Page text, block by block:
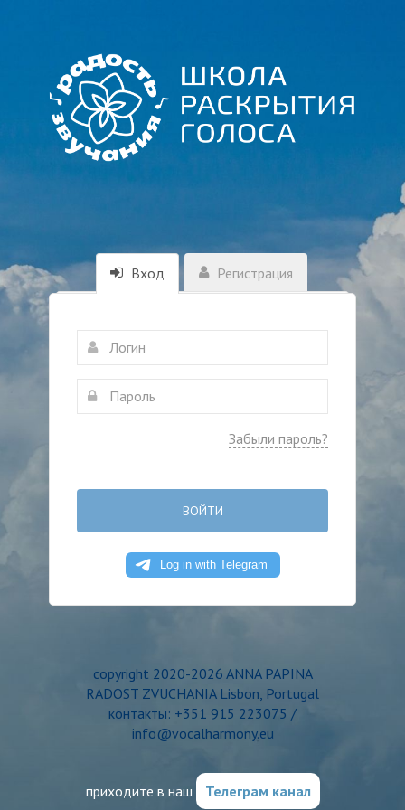
Вход Регистрация
Забыли пароль?
ВОЙТИ
copyright 2020-2026 ANNA PAPINA
RADOST ZVUCHANIA Lisbon, Portugal
контакты: +351 915 223075 /
info@vocalharmony.eu
приходите в наш Телеграм канал